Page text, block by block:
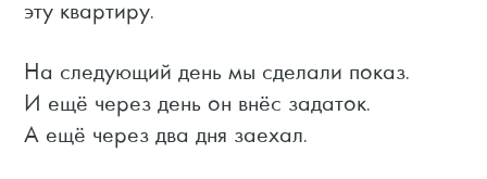
эту квартиру.
На следующий день мы сделали показ.
И ещё через день он внёс задаток.
А ещё через два дня заехал.